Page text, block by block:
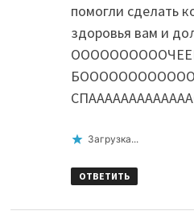
помогли сделать
здоровья вам и
Загрузка...
ОТВЕТИТЬ